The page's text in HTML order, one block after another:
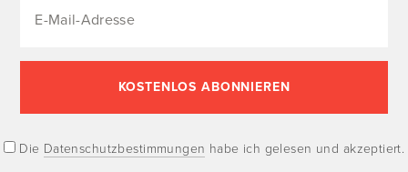
Die Datenschutzbestimmungen habe ich gelesen und akzeptiert.